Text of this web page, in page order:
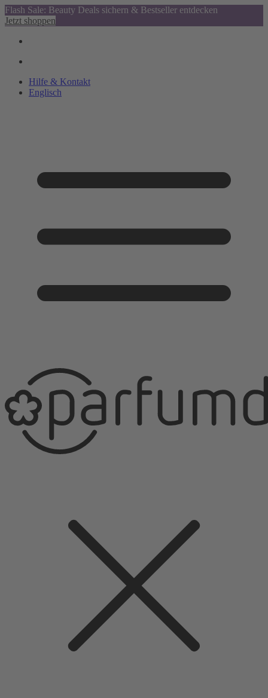
Flash Sale: Beauty Deals sichern & Bestseller entdecken
Jetzt shoppen
Hilfe & Kontakt
Englisch